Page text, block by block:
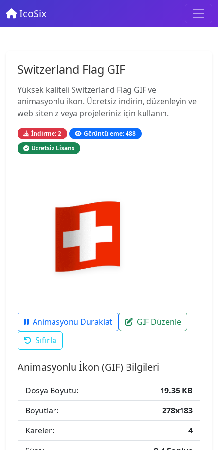
IcoSix
Switzerland Flag GIF
Yüksek kaliteli Switzerland Flag GIF ve
animasyonlu ikon. Ücretsiz indirin, düzenleyin ve
web siteniz veya projeleriniz için kullanın.
İndirme: 2
Görüntüleme: 488
Ücretsiz Lisans
Animasyonu Duraklat
GIF Düzenle
Sıfırla
Animasyonlu İkon (GIF) Bilgileri
Dosya Boyutu:
19.35 KB
Boyutlar:
278x183
Kareler:
4